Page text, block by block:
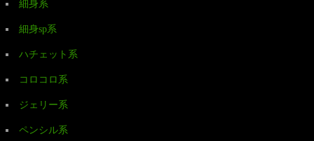
細身系
細身sp系
ハチェット系
コロコロ系
ジェリー系
ペンシル系